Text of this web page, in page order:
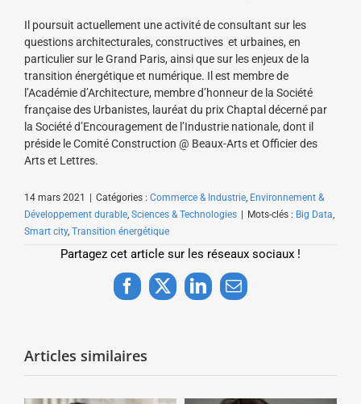
Il poursuit actuellement une activité de consultant sur les
questions architecturales, constructives et urbaines, en
particulier sur le Grand Paris, ainsi que sur les enjeux de la
transition énergétique et numérique. Il est membre de
l’Académie d’Architecture, membre d’honneur de la Société
française des Urbanistes, lauréat du prix Chaptal décerné par
la Société d’Encouragement de l’Industrie nationale, dont il
préside le Comité Construction @ Beaux-Arts et Officier des
Arts et Lettres.
14 mars 2021 | Catégories : Commerce & Industrie Environnement &
Développement durable Sciences & Technologies | Mots-clés : Big Data
Smart city, Transition énergétique
Partagez cet article sur les réseaux sociaux !
Facebook
X LinkedInEmail
Articles similaires